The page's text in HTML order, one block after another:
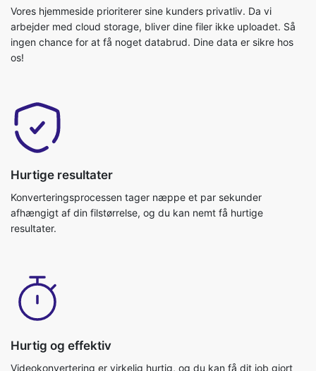
Vores hjemmeside prioriterer sine kunders privatliv. Da vi
arbejder med cloud storage, bliver dine filer ikke uploadet. Så
ingen chance for at få noget databrud. Dine data er sikre hos
os!
Hurtige resultater
Konverteringsprocessen tager næppe et par sekunder
afhængigt af din filstørrelse, og du kan nemt få hurtige
resultater.
Hurtig og effektiv
Videokonvertering er virkelig hurtig, og du kan få dit job gjort